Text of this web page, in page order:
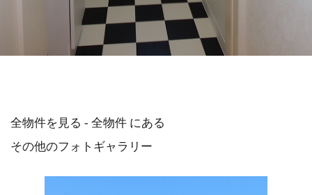
全物件を見る - 全物件 にある
その他のフォトギャラリー